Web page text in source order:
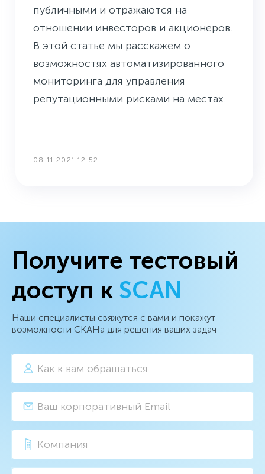
публичными и отражаются на
отношении инвесторов и акционеров.
В этой статье мы расскажем о
возможностях автоматизированного
мониторинга для управления
репутационными рисками на местах.
08.11.2021 12:52
Получите тестовый
доступ к SCAN
Наши специалисты свяжутся с вами и покажут
возможности СКАНа для решения ваших задач